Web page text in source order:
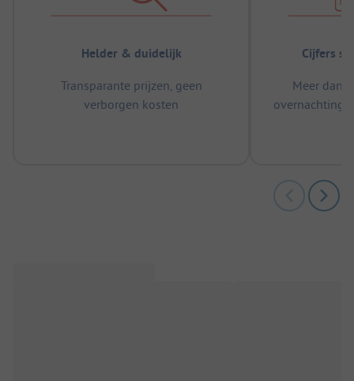
Helder & duidelijk
Transparante prijzen, geen
verborgen kosten
Cijfers
Meer dan